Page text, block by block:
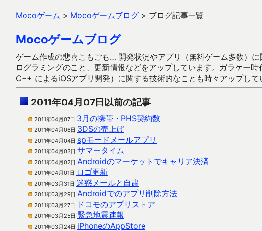
Mocoゲーム > Mocoゲームブログ > ブログ記事一覧
Mocoゲームブログ
ゲーム作成の悲喜こもごも… 開発状況やアプリ（無料ゲーム多数）
ログラミングのこと、更新情報などをアップしています。ガラケ
C++ によるiOSアプリ開発）に関する技術的なことも時々アップして
2011年04月07日以前の記事
2011年04月07日 3月の携帯・PHS契約数
2011年04月06日 3DSの売上げ
2011年04月04日 spモードメールアプリ
2011年04月03日 サマータイム
2011年04月02日 Androidのマーケットでキャリア決済
2011年04月01日 ロゴ更新
2011年03月31日 迷惑メールと自粛
2011年03月29日 Androidでのアプリ削除方法
2011年03月27日 ドコモのアプリストア
2011年03月25日 緊急地震速報
2011年03月24日 iPhoneのAppStore